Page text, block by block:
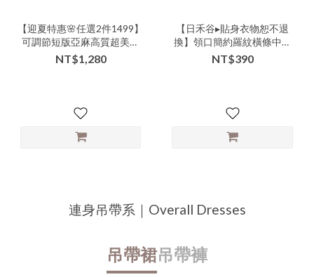
【迎夏特惠🌸任選2件1499】
可調節短版亞麻高質超美混
色灰細肩內搭小背心-lll-
000101▶
NT$1,280
【日禾谷▸貼身衣物恕不退
換】領口簡約羅紋橫條中長
版小背心 | 共2色 -vvva-
000096▶【單品特惠、不適
NT$390
連身吊帶系｜Overall Dresses
吊帶裙吊帶褲